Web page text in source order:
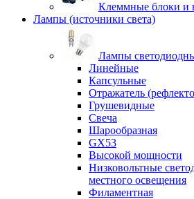
Клеммные блоки и
Лампы (источники света)
Лампы
Линейные
Капсульные
Отражатель
Грушевидные
Свеча
Шарообразная
GX53
Высокой мощности
Низковольтные
местного освещения
Филаментная